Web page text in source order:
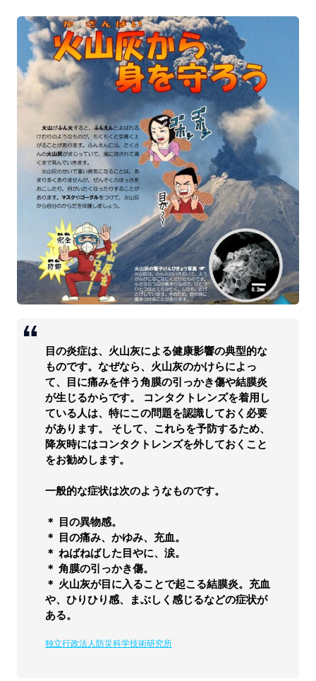
目の炎症は、火山灰による健康影響の典型的な
ものです。なぜなら、火山灰のかけらによっ
て、目に痛みを伴う角膜の引っかき傷や結膜炎
が生じるからです。 コンタクトレンズを着用し
ている人は、特にこの問題を認識しておく必要
があります。 そして、これらを予防するため、
降灰時にはコンタクトレンズを外しておくこと
をお勧めします。
一般的な症状は次のようなものです。
＊ 目の異物感。
＊ 目の痛み、かゆみ、充血。
＊ ねばねばした目やに、涙。
＊ 角膜の引っかき傷。
＊ 火山灰が目に入ることで起こる結膜炎。充血
や、ひりひり感、まぶしく感じるなどの症状が
ある。
独立行政法人防災科学技術研究所